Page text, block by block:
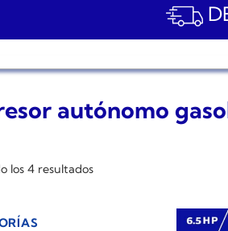
autónomo
los 4 resultados